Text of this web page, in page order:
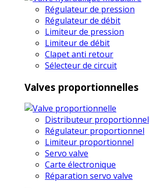
Régulateur de pression
Régulateur de débit
Limiteur de pression
Limiteur de débit
Clapet anti retour
Sélecteur de circuit
Valves proportionnelles
Distributeur proportionnel
Régulateur proportionnel
Limiteur proportionnel
Servo valve
Carte électronique
Réparation servo valve